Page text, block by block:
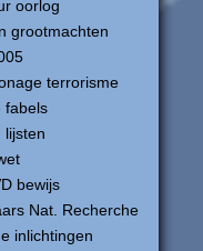
oorlog
grootmachten
terrorisme
fabels
lijsten
bewijs
Nat. Recherche
inlichtingen